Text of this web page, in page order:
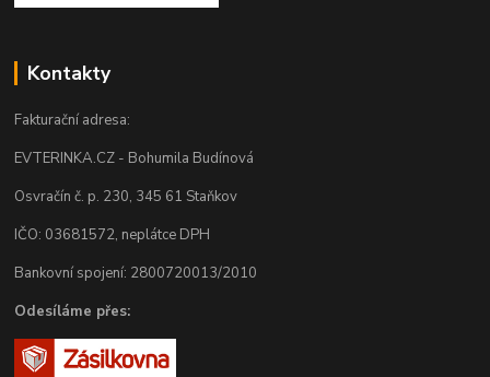
Kontakty
Fakturační adresa:
EVTERINKA.CZ - Bohumila Budínová
Osvračín č. p. 230, 345 61 Staňkov
IČO: 03681572, neplátce DPH
Bankovní spojení: 2800720013/2010
Odesíláme přes: